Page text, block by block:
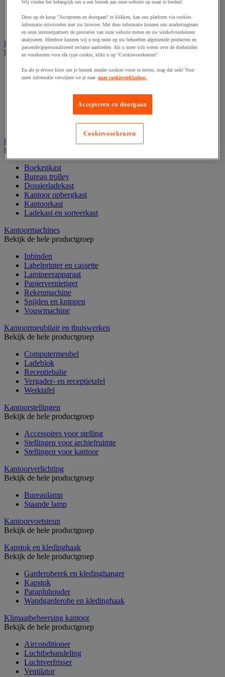
Schriften, notitieblokken en memoblaadjes
Schrijfwaren
Kantoordecoratie
Bekijk de hele productgroep
Feestartikel
Klok
Lijst- en ophangsysteem
Kantoorkast en opbergruimte
Bekijk de hele productgroep
Boekenkast
Bureau trolley
Dossierladekast
Kantoor opbergkast
Kantoorkast
Ladekast en sorteerkast
Kantoormachines
Bekijk de hele productgroep
Inbinden
Labelprinter en cassette
Lamineerapparaat
Papiervernietiger
Rekenmachine
Snijden en knippen
Vouwmachine
Kantoormeubilair en thuiswerken
Bekijk de hele productgroep
Computermeubel
Ladeblok
Receptiebalie
Vergader- en receptietafel
Werktafel
Kantoorstellingen
Bekijk de hele productgroep
Accessoires voor stelling
Stellingen voor archiefruimte
Stellingen voor kantoor
Kantoorverlichting
Bekijk de hele productgroep
Bureaulamp
Staande lamp
Kantoorvoetsteun
Bekijk de hele productgroep
Kapstok en kledinghaak
Bekijk de hele productgroep
Garderoberek en kledinghanger
Kapstok
Parapluhouder
Wandgarderobe en kledinghaak
Klimaatbeheersing kantoor
Bekijk de hele productgroep
Airconditioner
Luchtbehandeling
Luchtverfrisser
Ventilator
Wij vinden het belangrijk om u een bezoek aan onze website op maat te bieden!
Door op de knop "Accepteren en doorgaan" te klikken, kan ons platform via cookies
informatie uitwisselen met uw browser. Met deze informatie kunnen ons marketingteam
en onze internetpartners de prestaties van onze website meten en uw winkelvoorkeuren
analyseren. Hierdoor kunnen wij u nog meer op uw behoeften afgestemde producten en
passende/gepersonaliseerd reclame aanbieden. Als u meer wilt weten over de doeleinden
en voorkeuren voor elk type cookie, klikt u op "Cookievoorkeuren".
En als je ervoor kiest om je bezoek zonder cookies voort te zetten, mag dat ook! Voor
meer informatie verwijzen we je naar onze cookieverklaring.
Accepteren en doorgaan
Cookievoorkeuren